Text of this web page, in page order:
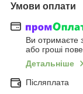
Умови оплати
Ви отримаєте
або гроші
Детальніше
Післяплата